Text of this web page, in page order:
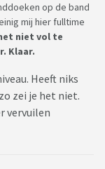
op de band
mij hier fulltime
niet vol te
Klaar.
Heeft niks
zei je het niet.
vervuilen